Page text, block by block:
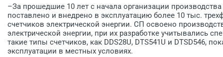
–За прошедшие 10 лет с начала организации
поставлено и внедрено в эксплуатацию более 10 тыс.
счетчиков электрической энергии. СП освоено
электрической энергии, при их разработке учитывались
такие типы счетчиков, как DDS28U, DTS541U и DTSD546,
эксплуатации в местных условиях.